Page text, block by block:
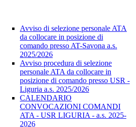
Avviso di selezione personale ATA
da collocare in posizione di
comando presso AT-Savona a.s.
2025/2026
Avviso procedura di selezione
personale ATA da collocare in
posizione di comando presso USR -
Liguria a.s. 2025/2026
CALENDARIO
CONVOCAZIONI COMANDI
ATA - USR LIGURIA - a.s. 2025-
2026